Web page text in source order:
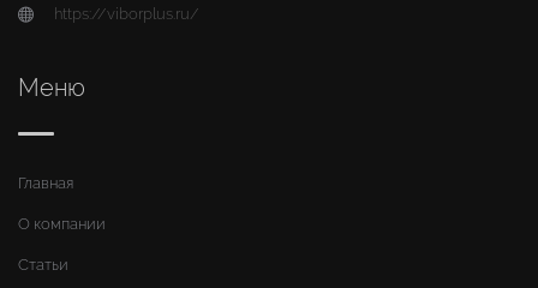
https://viborplus.ru/
Меню
Главная
О компании
Статьи